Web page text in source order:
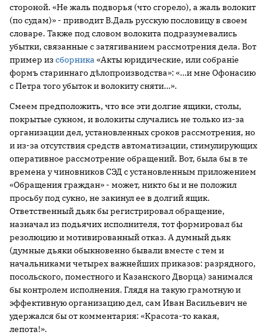
стороной. «Не жаль подворья (что сгорело), а жаль волокит
(по судам)» - приводит В.Даль русскую пословицу в своем
словаре. Также под словом волокита подразумевались
убытки, связанные с затягиванием рассмотрения дела. Вот
пример изсборника «Акты юридические, или собраніе
формъ стариннаго дѣлопроизводства»: «…и мне Офонасию
с Петра того убыток и волокиту сняти…».
Смеем предположить, что все эти долгие ящики, столы,
покрытые сукном, и волокиты случались не только из-за
организации дел, установленных сроков рассмотрения, но
и из-за отсутствия средств автоматизации, стимулирующих
оперативное рассмотрение обращений. Вот, была бы в те
времена у чиновников СЭД с установленным приложением
«Обращения граждан» - может, никто бы и не положил
просьбу под сукно, не закинул ее в долгий ящик.
Ответственный дьяк бы регистрировал обращение,
назначал из подьячих исполнителя, тот формировал бы
резолюцию и мотивированный отказ. А думный дьяк
(думные дьяки обыкновенно бывали вместе с тем и
начальниками четырех важнейших приказов: разрядного,
посольского, поместного и Казанского Дворца) занимался
бы контролем исполнения. Глядя на такую грамотную и
эффективную организацию дел, сам Иван Васильевич не
удержался бы от комментария: «Красота-то какая,
лепота!».